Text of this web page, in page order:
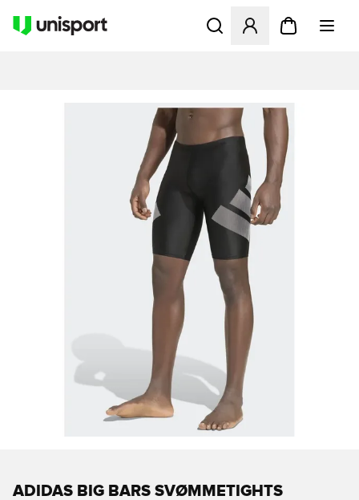
Åbner en Modal til at
ADIDAS BIG BARS SVØMMETIGHTS